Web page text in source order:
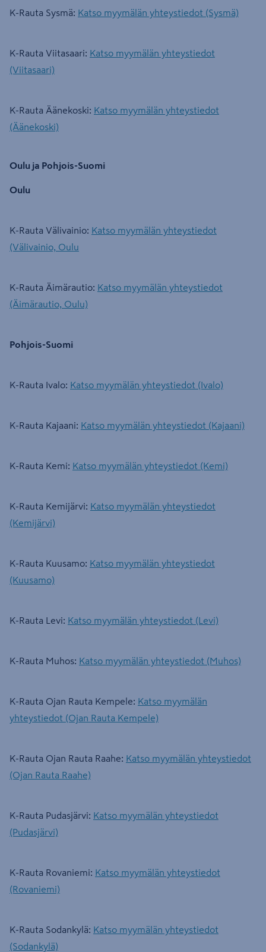
K-Rauta Sysmä: Katso myymälän yhteystiedot (Sysmä)
K-Rauta Viitasaari: Katso myymälän yhteystiedot
(Viitasaari)
K-Rauta Äänekoski: Katso myymälän yhteystiedot
(Äänekoski)
Oulu ja Pohjois-Suomi
Oulu
K-Rauta Välivainio: Katso myymälän yhteystiedot
(Välivainio, Oulu
K-Rauta Äimärautio: Katso myymälän yhteystiedot
(Äimärautio, Oulu)
Pohjois-Suomi
K-Rauta Ivalo: Katso myymälän yhteystiedot (Ivalo)
K-Rauta Kajaani: Katso myymälän yhteystiedot (Kajaani)
K-Rauta Kemi: Katso myymälän yhteystiedot (Kemi)
K-Rauta Kemijärvi: Katso myymälän yhteystiedot
(Kemijärvi)
K-Rauta Kuusamo: Katso myymälän yhteystiedot
(Kuusamo)
K-Rauta Levi: Katso myymälän yhteystiedot (Levi)
K-Rauta Muhos: Katso myymälän yhteystiedot (Muhos)
K-Rauta Ojan Rauta Kempele: Katso myymälän
yhteystiedot (Ojan Rauta Kempele)
K-Rauta Ojan Rauta Raahe: Katso myymälän yhteystiedot
(Ojan Rauta Raahe)
K-Rauta Pudasjärvi: Katso myymälän yhteystiedot
(Pudasjärvi)
K-Rauta Rovaniemi: Katso myymälän yhteystiedot
(Rovaniemi)
K-Rauta Sodankylä: Katso myymälän yhteystiedot
(Sodankylä)